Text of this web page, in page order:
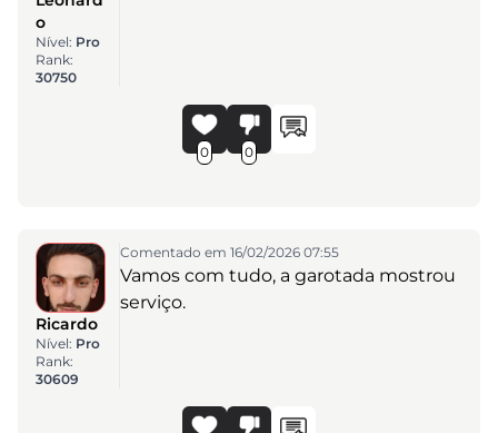
o
Nível: Pro
Rank:
30750
0 0
Ricardo
Nível: Pro
Rank:
30609
Comentado em 16/02/2026 07:55
Vamos com tudo, a garotada mostrou
serviço.